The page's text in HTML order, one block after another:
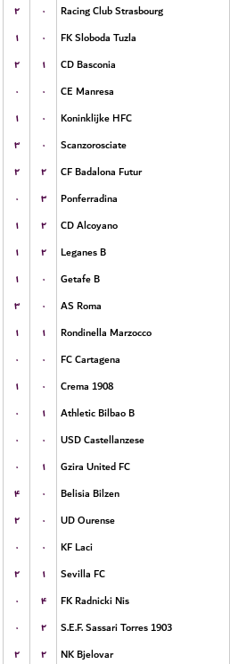
۲ ۰
Racing Club Strasbourg
۱ ۰
FK Sloboda Tuzla
۲ ۱
CD Basconia
۰ ۰
CE Manresa
۱ ۰
Koninklijke HFC
۳ ۰
Scanzorosciate
۲ ۲
CF Badalona Futur
۰ ۳
Ponferradina
۱ ۲
CD Alcoyano
۱ ۲
Leganes B
۱ ۰
Getafe B
۳ ۰
AS Roma
۱ ۱
Rondinella Marzocco
۰ ۰
FC Cartagena
۱ ۰
Crema 1908
۰ ۱
Athletic Bilbao B
۰ ۰
USD Castellanzese
۰ ۱
Gzira United FC
۴ ۰
Belisia Bilzen
۲ ۰
UD Ourense
۰ ۰
KF Laci
۲ ۱
Sevilla FC
۰ ۴
FK Radnicki Nis
۰ ۲
S.E.F. Sassari Torres 1903
۲ ۲
NK Bjelovar